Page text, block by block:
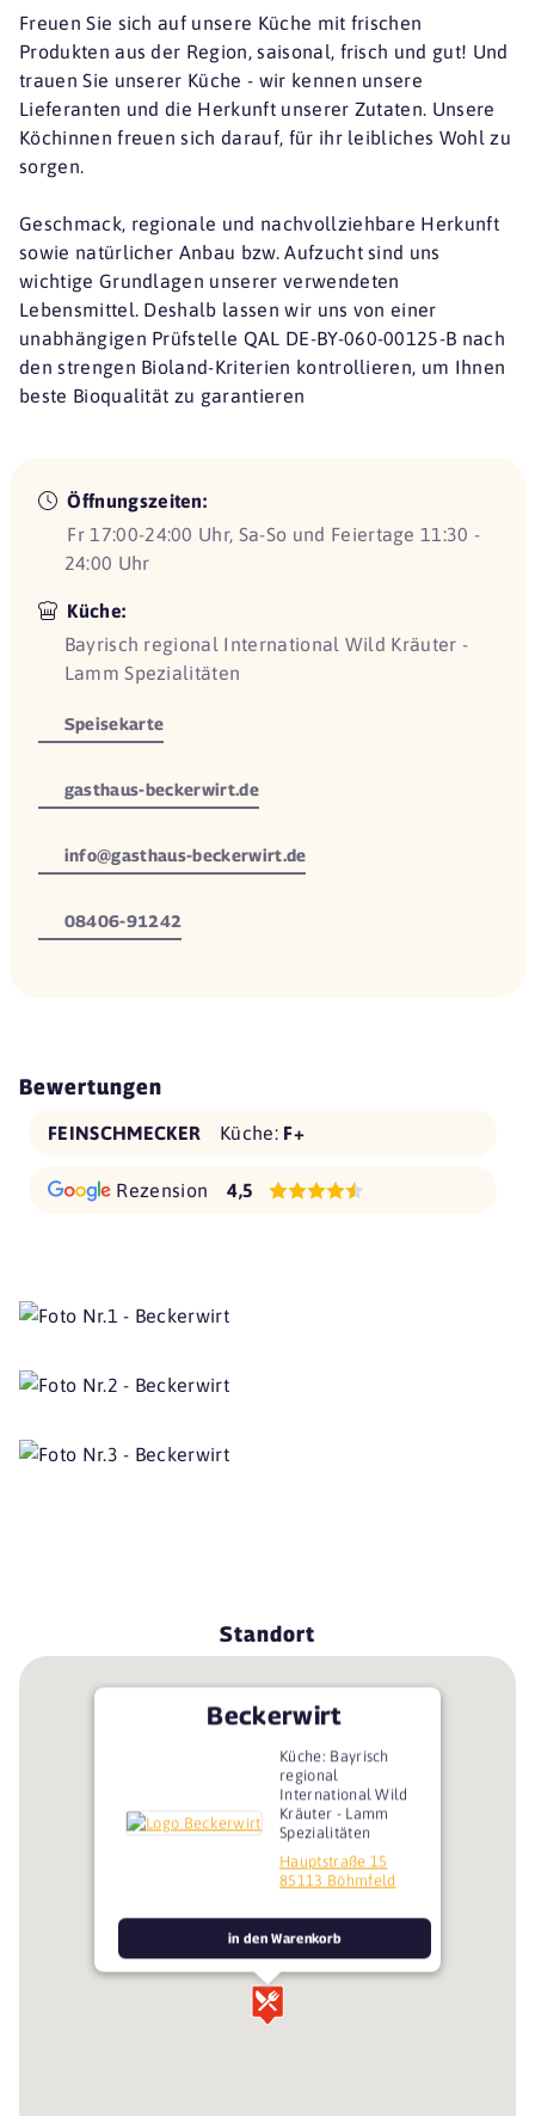
Freuen Sie sich auf unsere Küche mit frischen
Produkten aus der Region, saisonal, frisch und gut! Und
trauen Sie unserer Küche - wir kennen unsere
Lieferanten und die Herkunft unserer Zutaten. Unsere
Köchinnen freuen sich darauf, für ihr leibliches Wohl zu
sorgen.
Geschmack, regionale und nachvollziehbare Herkunft
sowie natürlicher Anbau bzw. Aufzucht sind uns
wichtige Grundlagen unserer verwendeten
Lebensmittel. Deshalb lassen wir uns von einer
unabhängigen Prüfstelle QAL DE-BY-060-00125-B nach
den strengen Bioland-Kriterien kontrollieren, um Ihnen
beste Bioqualität zu garantieren
Öffnungszeiten:
Fr 17:00-24:00 Uhr, Sa-So und Feiertage 11:30 -
24:00 Uhr
Küche:
Bayrisch regional International Wild Kräuter -
Lamm Spezialitäten
Speisekarte
gasthaus-beckerwirt.de
info@gasthaus-beckerwirt.de
08406-91242
Bewertungen
FEINSCHMECKER Küche: F+
Rezension 4,5
Standort
Beckerwirt
Küche: Bayrisch
regional
International Wild
Kräuter - Lamm
Spezialitäten
Hauptstraße 15
85113 Böhmfeld
in den Warenkorb